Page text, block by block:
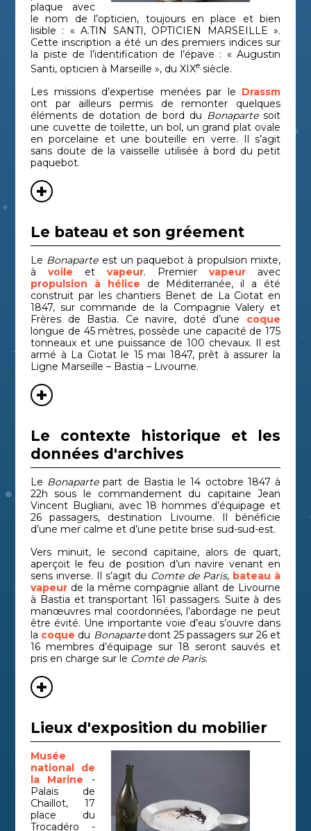
Rubis
sous-marin
contemporaine
Sainte-
Dorothéa
Épave de
navire
Période
moderne
Sud Caveaux
Épave de
Titan
Épave de
navire
Antiquité
Tour
d'Agnello 1
Épave de
navire
Antiquité
Tour
d'Agnello 2
Marie 1
navire
plaque avec
le nom de l’opticien, toujours en place et bien
lisible : « A.TIN SANTI, OPTICIEN MARSEILLE ».
Cette inscription a été un des premiers indices sur
la piste de l’identification de l’épave : « Augustin
Santi, opticien à Marseille », du XIXe siècle.
Les missions d’expertise menées par le Drassm
ont par ailleurs permis de remonter quelques
éléments de dotation de bord du Bonapartesoit
une cuvette de toilette, un bol, un grand plat ovale
en porcelaine et une bouteille en verre. Il s’agit
sans doute de la vaisselle utilisée à bord du petit
paquebot.
Le bateau et son gréement
Le Bonaparteest un paquebot à propulsion mixte,
à voile et vapeur. Premier vapeur avec
propulsion à hélice de Méditerranée, il a été
construit par les chantiers Benet de La Ciotat en
1847, sur commande de la Compagnie Valery et
Frères de Bastia.
Ce navire, doté d’une coque
longue de 45 mètres, possède une capacité de 175
tonneaux et une puissance de 100 chevaux. Il est
armé à La Ciotat le 15 mai 1847, prêt à assurer la
Ligne Marseille – Bastia – Livourne.
Le contexte historique et les
données d'archives
Le Bonapartepart de Bastia le 14 octobre 1847 à
22h sous le commandement du capitaine Jean
Vincent Bugliani, avec 18 hommes d’équipage et
26 passagers, destination Livourne. Il bénéficie
d’une mer calme et d’une petite brise sud-sud-est.
Vers minuit, le second capitaine, alors de quart,
aperçoit le feu de position d’un navire venant en
sens inverse. Il s’agit du Comte de Paris, bateau à
vapeur de la même compagnie allant de Livourne
à Bastia et transportant 161 passagers. Suite à des
manœuvres mal coordonnées, l’abordage ne peut
être évité. Une importante voie d’eau s’ouvre dans
la coque du Bonapartedont 25 passagers sur 26 et
16 membres d’équipage sur 18 seront sauvés et
pris en charge sur le Comte de Paris.
Lieux d'exposition du mobilier
Musée
national de
la Marine -
Palais de
Chaillot, 17
place du
Trocadéro -